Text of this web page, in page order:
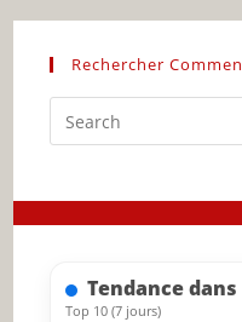
QUE
SCIENCE
VRAIMENT
Rechercher
Tendance
Top 10 (7 jours)